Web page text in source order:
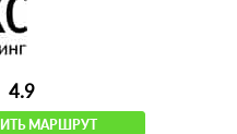
4.9
МАРШРУТ